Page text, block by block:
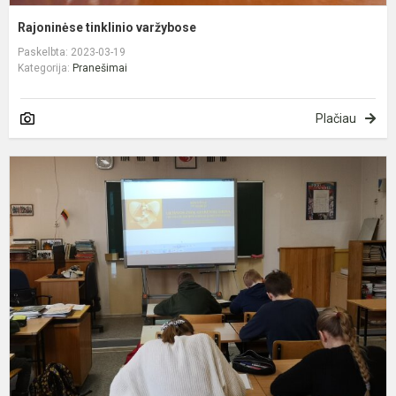
Rajoninėse tinklinio varžybose
Paskelbta: 2023-03-19
Kategorija: Pranešimai
Plačiau